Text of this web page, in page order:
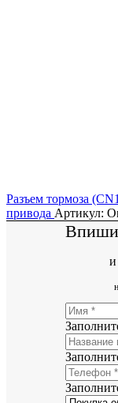
Разъем тормоза
привода Артикул:
и